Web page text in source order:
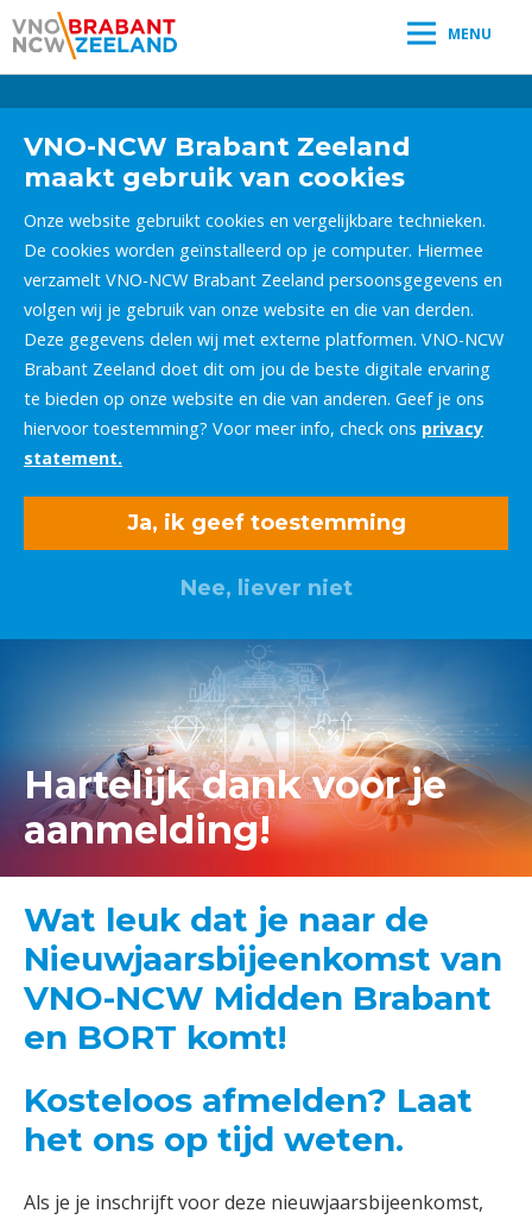
MENU
VNO-NCW Brabant Zeeland
maakt gebruik van cookies
Onze website gebruikt cookies en vergelijkbare technieken.
De cookies worden geïnstalleerd op je computer. Hiermee
verzamelt VNO-NCW Brabant Zeeland persoonsgegevens en
volgen wij je gebruik van onze website en die van derden.
Deze gegevens delen wij met externe platformen. VNO-NCW
Brabant Zeeland doet dit om jou de beste digitale ervaring
te bieden op onze website en die van anderen. Geef je ons
hiervoor toestemming? Voor meer info, check ons privacy
statement.
Ja, ik geef toestemming
Nee, liever niet
Lid worden? Klik hier
Hartelijk dank voor je
aanmelding!
Wat leuk dat je naar de
Nieuwjaarsbijeenkomst van
VNO-NCW Midden Brabant
en BORT komt!
Kosteloos afmelden? Laat
het ons op tijd weten.
Als je je inschrijft voor deze nieuwjaarsbijeenkomst,